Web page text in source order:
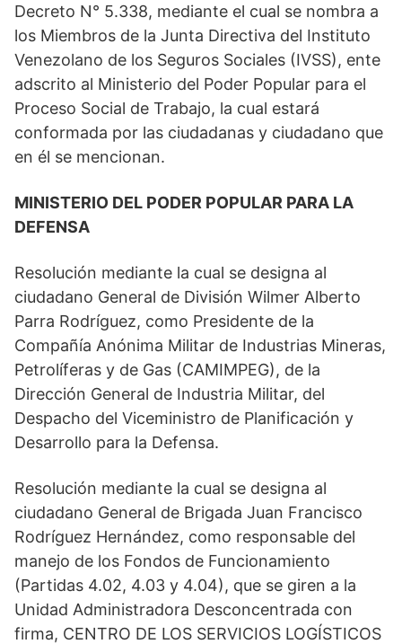
Decreto N° 5.338, mediante el cual se nombra a
los Miembros de la Junta Directiva del Instituto
Venezolano de los Seguros Sociales (IVSS), ente
adscrito al Ministerio del Poder Popular para el
Proceso Social de Trabajo, la cual estará
conformada por las ciudadanas y ciudadano que
en él se mencionan.
MINISTERIO DEL PODER POPULAR PARA LA
DEFENSA
Resolución mediante la cual se designa al
ciudadano General de División Wilmer Alberto
Parra Rodríguez, como Presidente de la
Compañía Anónima Militar de Industrias Mineras,
Petrolíferas y de Gas (CAMIMPEG), de la
Dirección General de Industria Militar, del
Despacho del Viceministro de Planificación y
Desarrollo para la Defensa.
Resolución mediante la cual se designa al
ciudadano General de Brigada Juan Francisco
Rodríguez Hernández, como responsable del
manejo de los Fondos de Funcionamiento
(Partidas 4.02, 4.03 y 4.04), que se giren a la
Unidad Administradora Desconcentrada con
firma, CENTRO DE LOS SERVICIOS LOGÍSTICOS